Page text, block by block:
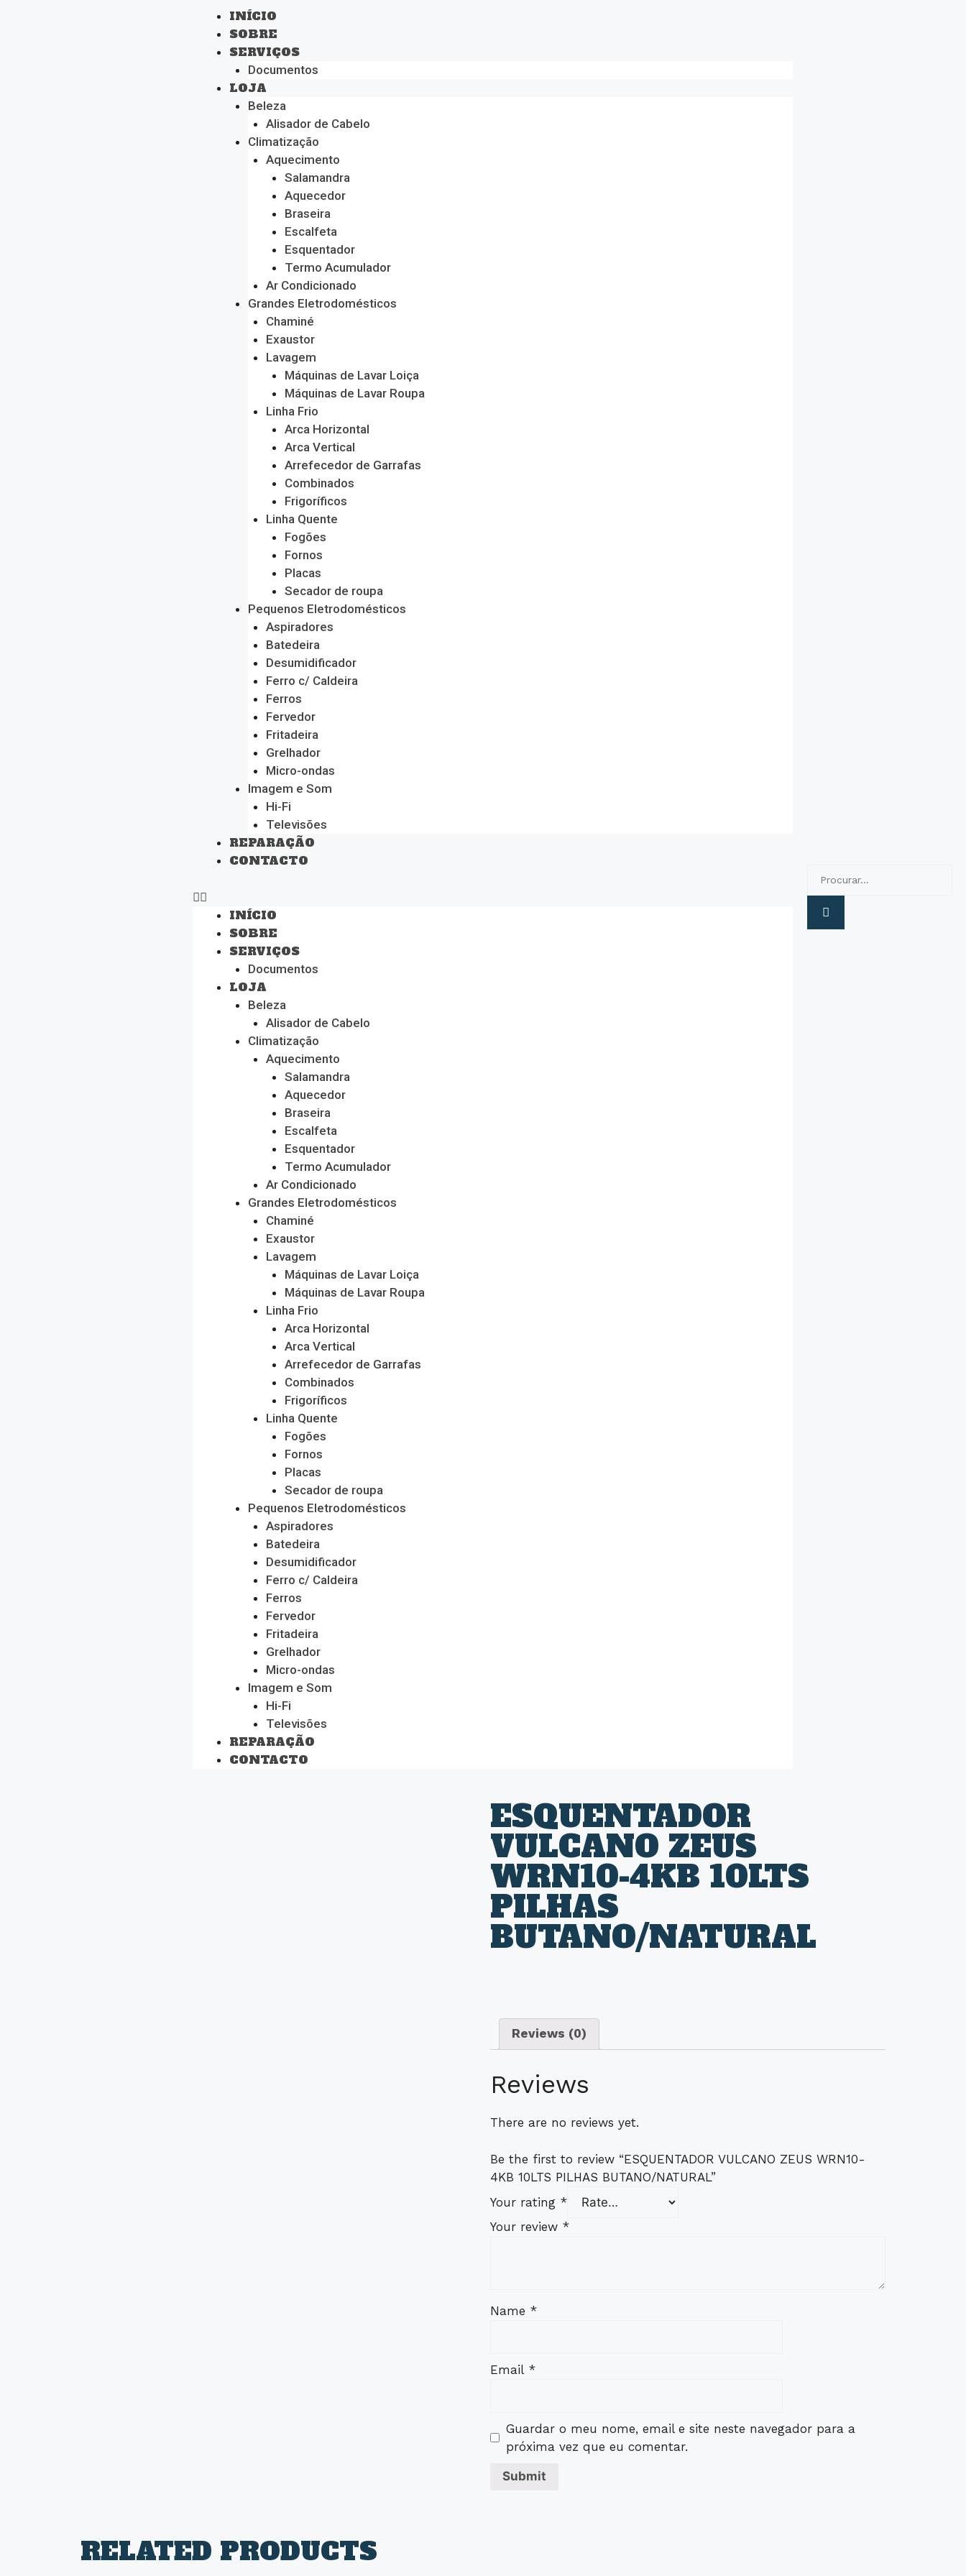
INÍCIO
SOBRE
SERVIÇOS
Documentos
LOJA
Beleza
Alisador de Cabelo
Climatização
Aquecimento
Salamandra
Aquecedor
Braseira
Escalfeta
Esquentador
Termo Acumulador
Ar Condicionado
Grandes Eletrodomésticos
Chaminé
Exaustor
Lavagem
Máquinas de Lavar Loiça
Máquinas de Lavar Roupa
Linha Frio
Arca Horizontal
Arca Vertical
Arrefecedor de Garrafas
Combinados
Frigoríficos
Linha Quente
Fogões
Fornos
Placas
Secador de roupa
Pequenos Eletrodomésticos
Aspiradores
Batedeira
Desumidificador
Ferro c/ Caldeira
Ferros
Fervedor
Fritadeira
Grelhador
Micro-ondas
Imagem e Som
Hi-Fi
Televisões
REPARAÇÃO
CONTACTO
INÍCIO
SOBRE
SERVIÇOS
Documentos
LOJA
Beleza
Alisador de Cabelo
Climatização
Aquecimento
Salamandra
Aquecedor
Braseira
Escalfeta
Esquentador
Termo Acumulador
Ar Condicionado
Grandes Eletrodomésticos
Chaminé
Exaustor
Lavagem
Máquinas de Lavar Loiça
Máquinas de Lavar Roupa
Linha Frio
Arca Horizontal
Arca Vertical
Arrefecedor de Garrafas
Combinados
Frigoríficos
Linha Quente
Fogões
Fornos
Placas
Secador de roupa
Pequenos Eletrodomésticos
Aspiradores
Batedeira
Desumidificador
Ferro c/ Caldeira
Ferros
Fervedor
Fritadeira
Grelhador
Micro-ondas
Imagem e Som
Hi-Fi
Televisões
REPARAÇÃO
CONTACTO
ESQUENTADOR
VULCANO ZEUS
WRN10-4KB 10LTS
PILHAS
BUTANO/NATURAL
Reviews (0)
Reviews
There are no reviews yet.
Be the first to review “ESQUENTADOR VULCANO ZEUS WRN10-
4KB 10LTS PILHAS BUTANO/NATURAL”
Your rating *
Your review *
Name *
Email *
Guardar o meu nome, email e site neste navegador para a
próxima vez que eu comentar.
RELATED PRODUCTS